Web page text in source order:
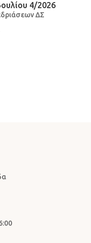
4/2026
ΔΣ